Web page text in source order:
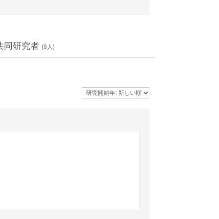
同研究者 (9 人)